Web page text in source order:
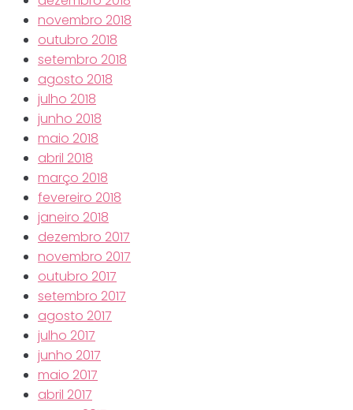
novembro 2018
outubro 2018
setembro 2018
agosto 2018
julho 2018
junho 2018
maio 2018
abril 2018
março 2018
fevereiro 2018
janeiro 2018
dezembro 2017
novembro 2017
outubro 2017
setembro 2017
agosto 2017
julho 2017
junho 2017
maio 2017
abril 2017